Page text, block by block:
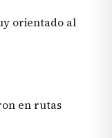
orientado al
en rutas